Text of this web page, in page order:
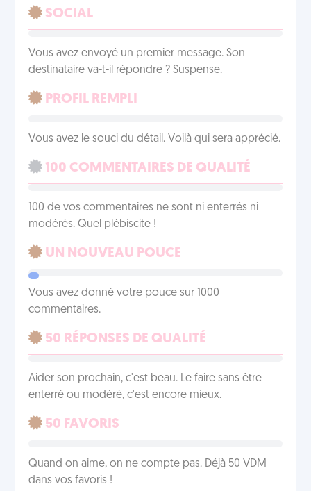
SOCIAL
Vous avez envoyé un premier message. Son
destinataire va-t-il répondre ? Suspense.
PROFIL REMPLI
Vous avez le souci du détail. Voilà qui sera apprécié.
100 COMMENTAIRES DE QUALITÉ
100 de vos commentaires ne sont ni enterrés ni
modérés. Quel plébiscite !
UN NOUVEAU POUCE
Vous avez donné votre pouce sur 1000
commentaires.
50 RÉPONSES DE QUALITÉ
Aider son prochain, c'est beau. Le faire sans être
enterré ou modéré, c'est encore mieux.
50 FAVORIS
Quand on aime, on ne compte pas. Déjà 50 VDM
dans vos favoris !